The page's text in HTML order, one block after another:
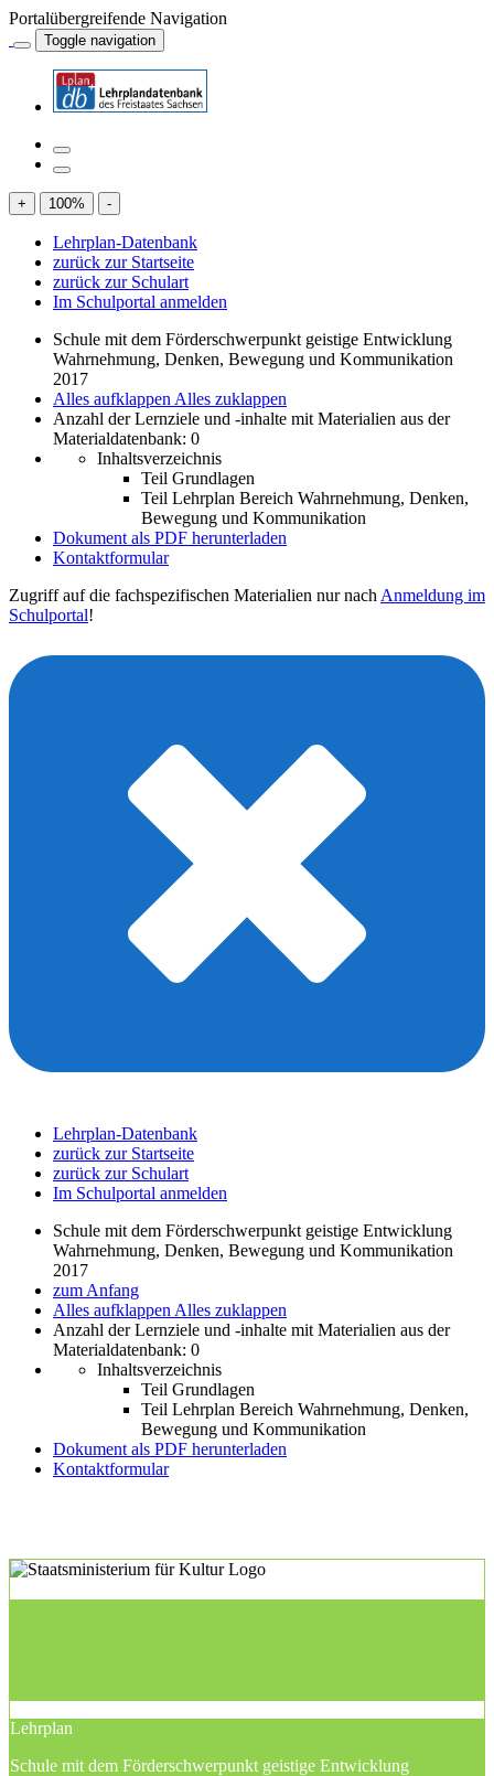
Portalübergreifende Navigation
Toggle navigation
+ 100% -
Lehrplan-Datenbank
zurück zur Startseite
zurück zur Schulart
Im Schulportal anmelden
Schule mit dem Förderschwerpunkt geistige Entwicklung
Wahrnehmung, Denken, Bewegung und Kommunikation
2017
Alles aufklappen Alles zuklappen
Anzahl der Lernziele und -inhalte mit Materialien aus der
Materialdatenbank: 0
Inhaltsverzeichnis
Teil Grundlagen
Teil Lehrplan Bereich Wahrnehmung, Denken,
Bewegung und Kommunikation
Dokument als PDF herunterladen
Kontaktformular
Zugriff auf die fachspezifischen Materialien nur nach Anmeldung im
Schulportal!
Lehrplan-Datenbank
zurück zur Startseite
zurück zur Schulart
Im Schulportal anmelden
Schule mit dem Förderschwerpunkt geistige Entwicklung
Wahrnehmung, Denken, Bewegung und Kommunikation
2017
zum Anfang
Alles aufklappen Alles zuklappen
Anzahl der Lernziele und -inhalte mit Materialien aus der
Materialdatenbank: 0
Inhaltsverzeichnis
Teil Grundlagen
Teil Lehrplan Bereich Wahrnehmung, Denken,
Bewegung und Kommunikation
Dokument als PDF herunterladen
Kontaktformular
Lehrplan
Schule mit dem Förderschwerpunkt geistige Entwicklung